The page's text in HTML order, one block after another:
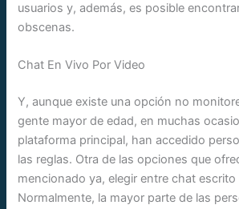
usuarios y, además, es posible
obscenas.
Chat En Vivo Por Video
Y, aunque existe una opción no
gente mayor de edad, en muchas
plataforma principal, han accedido
las reglas. Otra de las opciones que
mencionado ya, elegir entre chat
Normalmente, la mayor parte de las